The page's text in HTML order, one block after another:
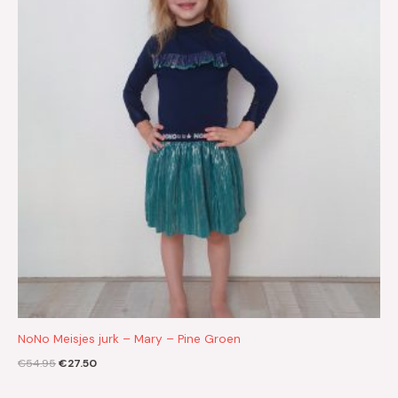
NoNo Meisjes jurk – Mary – Pine Groen
€54.95€27.50